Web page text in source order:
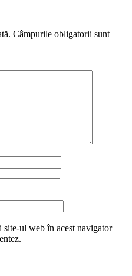
Câmpurile obligatorii sunt
site-ul web în acest navigator